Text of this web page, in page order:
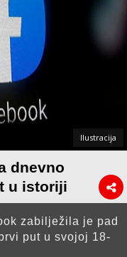
Ilustracija
dnevno
u istoriji
zabilježila je pad
put u svojoj 18-